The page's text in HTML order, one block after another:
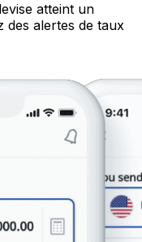
atteint un
des alertes de taux